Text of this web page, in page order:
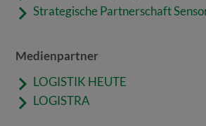
Strategische Partnerschaft
Medienpartner
LOGISTIK HEUTE
LOGISTRA